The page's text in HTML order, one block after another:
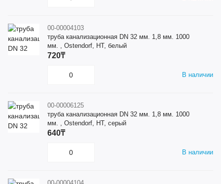
00-00004103
труба канализационная DN 32 мм. 1,8 мм. 1000
мм. , Ostendorf, HT, белый
В наличии
720₸
00-00006125
труба канализационная DN 32 мм. 1,8 мм. 1000
мм. , Ostendorf, HT, серый
В наличии
640₸